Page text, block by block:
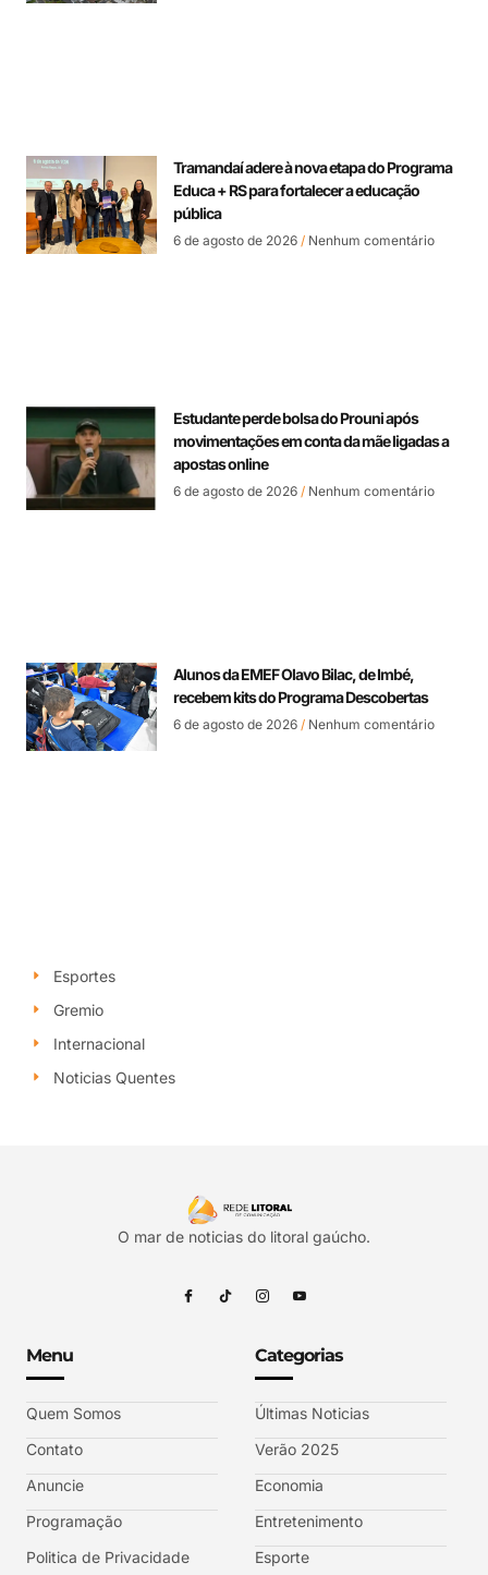
Tramandaí adere à nova etapa do Programa
Educa + RS para fortalecer a educação
pública
6 de agosto de 2026 Nenhum comentário
Estudante perde bolsa do Prouni após
movimentações em conta da mãe ligadas a
apostas online
6 de agosto de 2026 Nenhum comentário
Alunos da EMEF Olavo Bilac, de Imbé,
recebem kits do Programa Descobertas
6 de agosto de 2026 Nenhum comentário
Esportes
Gremio
Internacional
Noticias Quentes
O mar de noticias do litoral gaúcho.
Menu
Quem Somos
Contato
Anuncie
Programação
Politica de Privacidade
Categorias
Últimas Noticias
Verão 2025
Economia
Entretenimento
Esporte